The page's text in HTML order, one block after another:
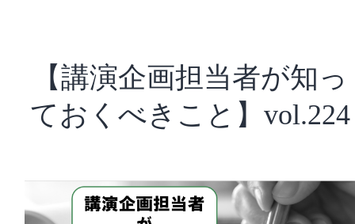
ビ
ジ
ネ
ス
髄】
105
【講演企画担当者が知っ
ておくべきこと】vol.224